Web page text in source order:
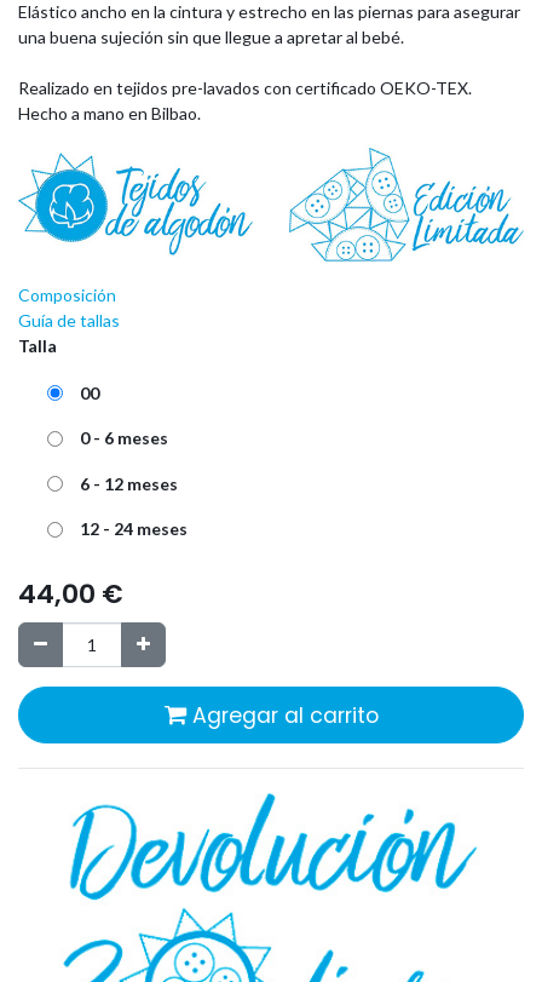
Elástico ancho en la cintura y estrecho en las piernas para asegurar
una buena sujeción sin que llegue a apretar al bebé.
Realizado en tejidos pre-lavados con certificado OEKO-TEX.
Hecho a mano en Bilbao.
Composición
Guía de tallas
Talla
00
0 - 6 meses
6 - 12 meses
12 - 24 meses
44,00 €
Agregar al carrito